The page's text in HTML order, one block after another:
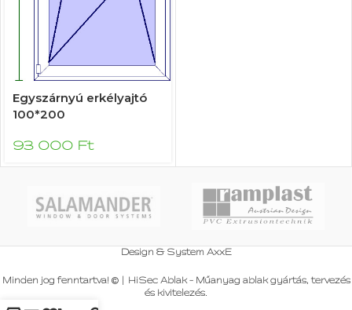
Egyszárnyú erkélyajtó
100*200
93 000 Ft
Design & System AxxE
Minden jog fenntartva! |
HiSec Ablak - Műanyag ablak gyártás, tervezés
és kivitelezés